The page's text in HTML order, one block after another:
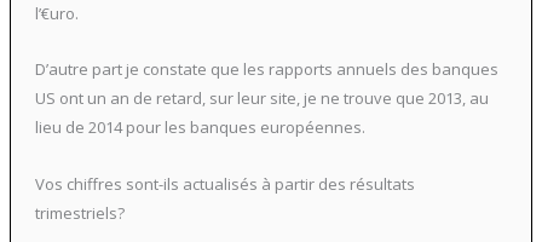
l’€uro.
D’autre part je constate que les rapports annuels des banques
US ont un an de retard, sur leur site, je ne trouve que 2013, au
lieu de 2014 pour les banques européennes.
Vos chiffres sont-ils actualisés à partir des résultats
trimestriels?